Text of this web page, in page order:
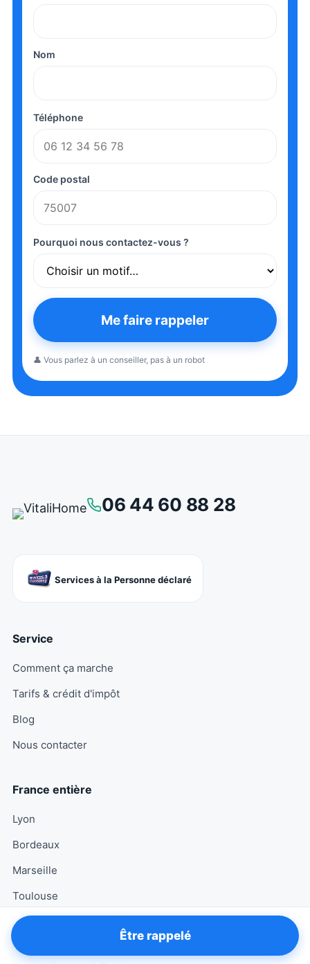
Nom
Téléphone
Code postal
Pourquoi nous contactez-vous ?
Me faire rappeler
👤 Vous parlez à un conseiller, pas à un robot
06 44 60 88 28
Services à la Personne déclaré
Service
Comment ça marche
Tarifs & crédit d'impôt
Blog
Nous contacter
France entière
Lyon
Bordeaux
Marseille
Toulouse
Toutes les villes →
Être rappelé